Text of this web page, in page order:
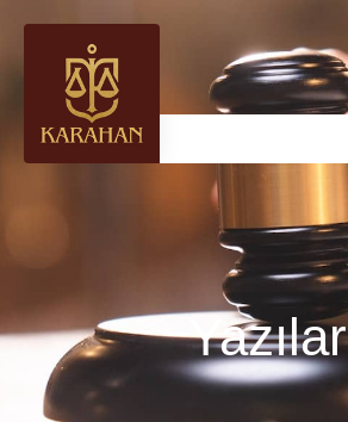
Yazılar